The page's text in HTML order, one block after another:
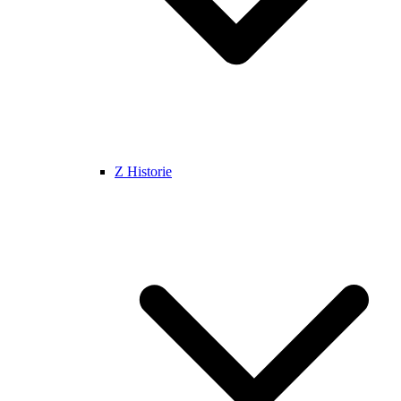
Z Historie